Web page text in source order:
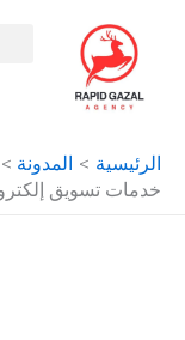
الرئيسية
المدونة
خدمات تسويق